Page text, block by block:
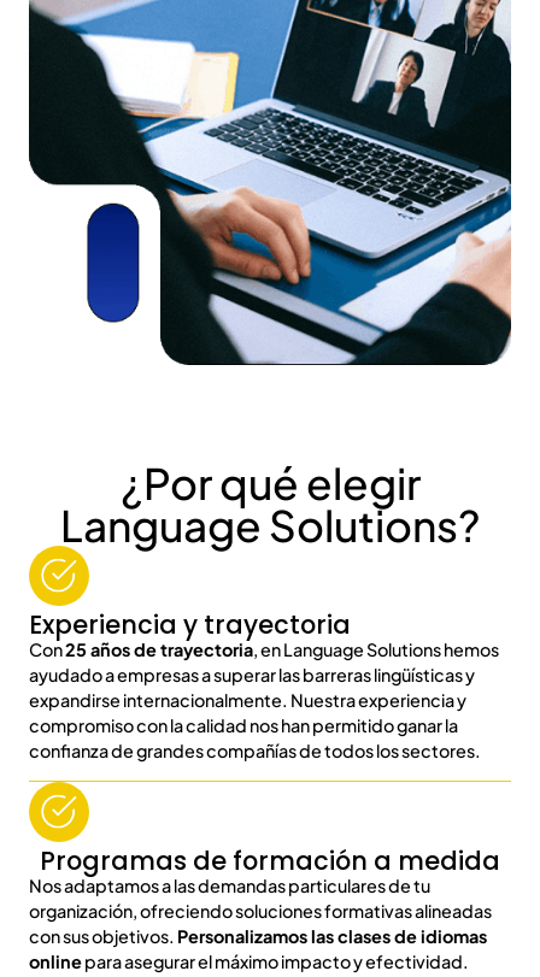
¿Por qué elegir
Language Solutions?
Experiencia y trayectoria
Con25 años de trayectoria, en Language Solutions hemos
ayudado a empresas a superar las barreras lingüísticas y
expandirse internacionalmente. Nuestra experiencia y
compromiso con la calidad nos han permitido ganar la
confianza de grandes compañías de todos los sectores.
Programas de formación a medida
Nos adaptamos a las demandas particulares de tu
organización, ofreciendo soluciones formativas alineadas
con sus objetivos. Personalizamos las clases de idiomas
onlinepara asegurar el máximo impacto y efectividad.